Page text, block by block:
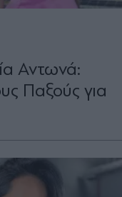
Αντωνά:
Παξούς για